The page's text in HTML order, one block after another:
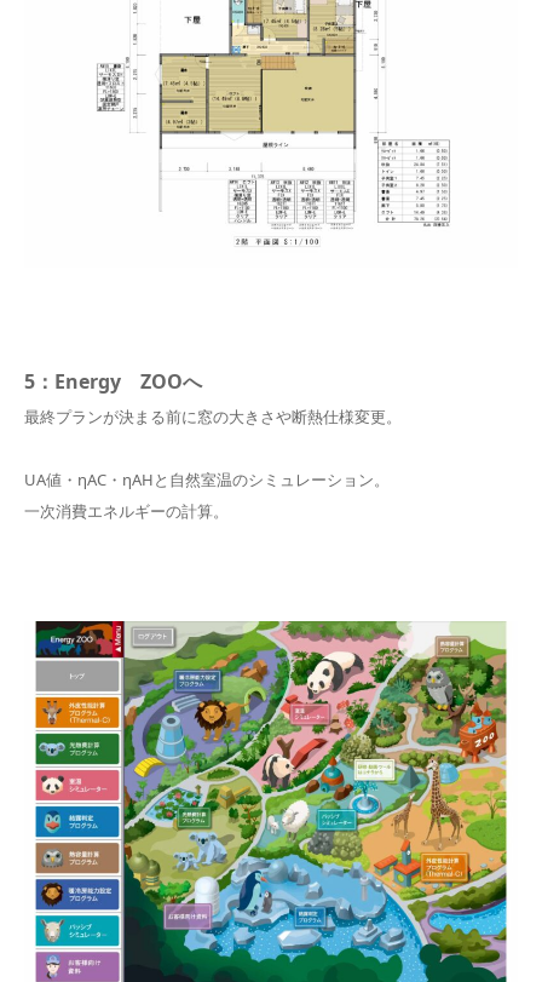
5：Energy ZOOへ
最終プランが決まる前に窓の大きさや断熱仕様変更。
UA値・ηAC・ηAHと自然室温のシミュレーション。
一次消費エネルギーの計算。